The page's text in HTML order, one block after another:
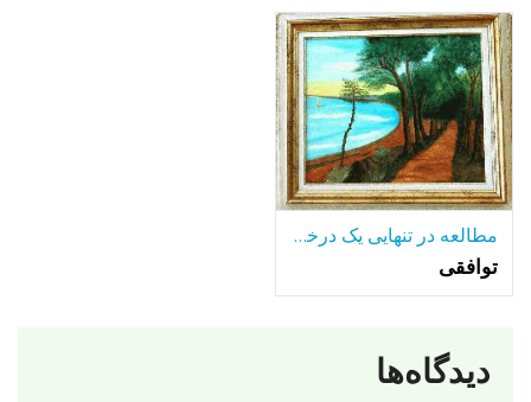
مطالعه در تنهایی یک درخت تنها-در میان بسیاری از دریاچه.
توافقی
دیدگاه‌ها